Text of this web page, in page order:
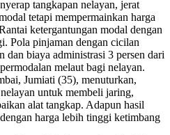
tangkapan nelayan, jerat
tetapi mempermainkan harga
ketergantungan modal dengan
Pola pinjaman dengan cicilan
dan biaya administrasi 3 persen dari
melaut bagi nelayan.
Jumiati (35), menuturkan,
untuk membeli jaring,
alat tangkap. Adapun hasil
harga lebih tinggi ketimbang